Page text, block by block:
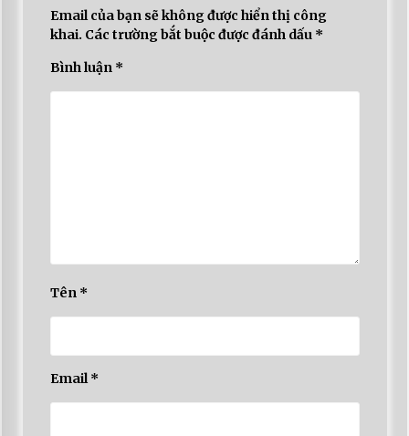
Email của bạn sẽ không được hiển thị công
khai. Các trường bắt buộc được đánh dấu *
Bình luận *
Tên *
Email*